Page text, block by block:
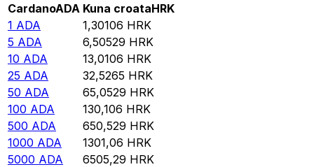
CardanoADA Kuna croataHRK
1 ADA 1,30106 HRK
5 ADA 6,50529 HRK
10 ADA 13,0106 HRK
25 ADA 32,5265 HRK
50 ADA 65,0529 HRK
100 ADA 130,106 HRK
500 ADA 650,529 HRK
1000 ADA 1301,06 HRK
5000 ADA 6505,29 HRK